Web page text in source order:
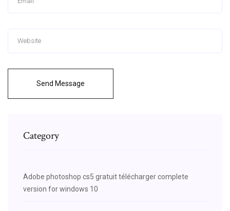
Send Message
Category
Adobe photoshop cs5 gratuit télécharger complete
version for windows 10